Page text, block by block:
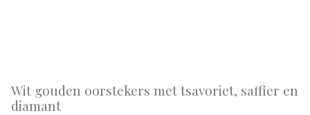
Wit gouden oorstekers met tsavoriet, saffier en
diamant